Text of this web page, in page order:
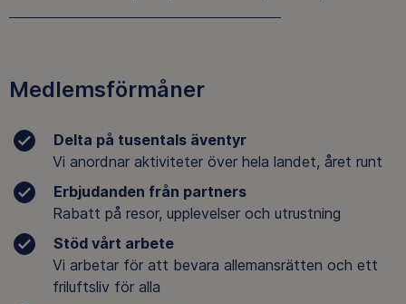
Medlemsförmåner
Delta på tusentals äventyr
Vi anordnar aktiviteter över hela landet, året runt
Erbjudanden från partners
Rabatt på resor, upplevelser och utrustning
Stöd vårt arbete
Vi arbetar för att bevara allemansrätten och ett
friluftsliv för alla